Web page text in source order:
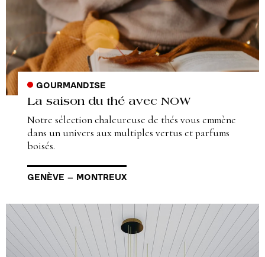
GOURMANDISE
La saison du thé avec NOW
Notre sélection chaleureuse de thés vous emmène
dans un univers aux multiples vertus et parfums
boisés.
GENÈVE – MONTREUX